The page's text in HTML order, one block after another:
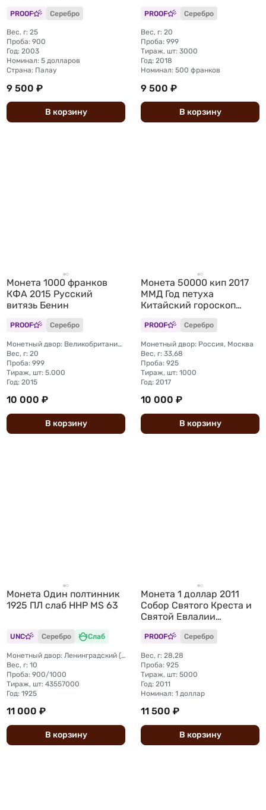
PROOF Серебро
Вес, г: 25
Проба: 900
Год: 2003
Номинал: 5 долларов
Страна: Палау
9 500 ₽
В корзину
PROOF Серебро
Вес, г: 20
Проба: 999
Тираж, шт: 3000
Год: 2018
Номинал: 500 франков
9 500 ₽
В корзину
Монета 1000 франков
КФА 2015 Русский
витязь Бенин
PROOF Серебро
Монетный двор: Великобритания, Тэдворс
Вес, г: 20
Проба: 999
Тираж, шт: 5.000
Год: 2015
10 000 ₽
В корзину
Монета 50000 кип 2017
ММД Год петуха
Китайский гороскоп
Счастья и удачи Лаос
PROOF Серебро
Монетный двор: Россия, Москва
Вес, г: 33,68
Проба: 925
Тираж, шт: 1000
Год: 2017
10 000 ₽
В корзину
Монета Один полтинник
1925 ПЛ слаб ННР MS 63
UNC Серебро Слаб
Монетный двор: Ленинградский (ЛМД)
Вес, г: 10
Проба: 900/1000
Тираж, шт: 43557000
Год: 1925
11 000 ₽
В корзину
Монета 1 доллар 2011
Собор Святого Креста и
Святой Евлалии
Барселона Остров Ниуэ
PROOF Серебро
Вес, г: 28,28
Проба: 925
Тираж, шт: 5000
Год: 2011
Номинал: 1 доллар
11 500 ₽
В корзину